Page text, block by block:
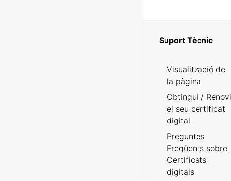
Suport Tècnic
Visualització de
la pàgina
Obtingui / Renovi
el seu certificat
digital
Preguntes
Freqüents sobre
Certificats
digitals